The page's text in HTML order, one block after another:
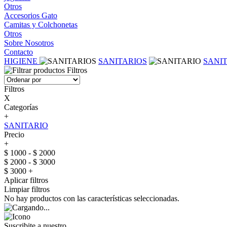
Otros
Accesorios Gato
Camitas y Colchonetas
Otros
Sobre Nosotros
Contacto
HIGIENE
SANITARIOS
Filtros
Filtros
X
Categorías
+
SANITARIO
Precio
+
$ 1000 - $ 2000
$ 2000 - $ 3000
$ 3000 +
Aplicar filtros
Limpiar filtros
No hay productos con las características seleccionadas.